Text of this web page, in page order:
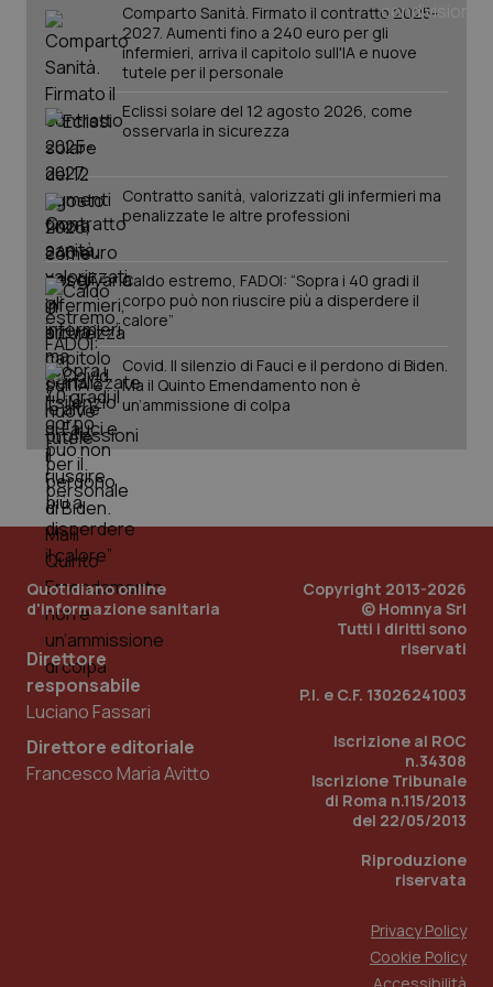
Salute orale & impianti
Sangue & coagulazione
Tiroide
Tumore al seno
Tumore ovarico
Tumori del Polmone & Testa Collo
Tumori gastrointestinali
Ulcera & Reflusso
Vaccini
Comparto Sanità. Firmato il contratto 2025-
2027. Aumenti fino a 240 euro per gli
infermieri, arriva il capitolo sull'IA e nuove
tutele per il personale
Eclissi solare del 12 agosto 2026, come
osservarla in sicurezza
Contratto sanità, valorizzati gli infermieri ma
penalizzate le altre professioni
Caldo estremo, FADOI: “Sopra i 40 gradi il
corpo può non riuscire più a disperdere il
calore”
Covid. Il silenzio di Fauci e il perdono di Biden.
Ma il Quinto Emendamento non è
un’ammissione di colpa
Quotidiano online
d'informazione sanitaria
Direttore
responsabile
Luciano Fassari
Direttore editoriale
Francesco Maria Avitto
Copyright 2013-2026
© Homnya Srl
Tutti i diritti sono
riservati
P.I. e C.F. 13026241003
Iscrizione al ROC
n.34308
Iscrizione Tribunale
di Roma n.115/2013
del 22/05/2013
Riproduzione
riservata
Privacy Policy
Cookie Policy
CookieScriptConsent
CookieScript
tracking-sites-ironfish-
tracking-enable
2
tracking-sites-ironfish-
session-id
www.quotidianosanita.it
2
_ga
Google LLC
1
mese